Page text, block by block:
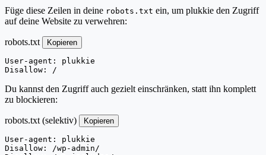
Füge diese Zeilen in deine robots.txt ein, um plukkie den Zugriff
auf deine Website zu verwehren:
robots.txt Kopieren
User-agent: plukkie
Disallow: /
Du kannst den Zugriff auch gezielt einschränken, statt ihn komplett
zu blockieren:
robots.txt (selektiv) Kopieren
User-agent: plukkie
Disallow: /wp-admin/